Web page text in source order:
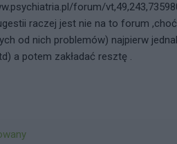
forum/
raczej jest nie na to forum
od nich problemów) najpierw
a potem zakładać resztę .